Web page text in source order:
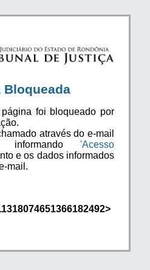
Bloqueada
foi bloqueado por
através do e-mail
informando 'Acesso
e os dados informados
mail.